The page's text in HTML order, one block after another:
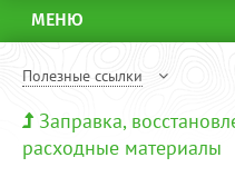
МЕНЮ
Полезные ссылки
Заправка,
расходные материалы